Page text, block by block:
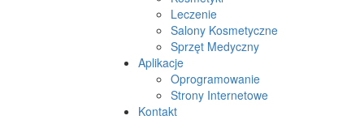
Leczenie
Salony Kosmetyczne
Sprzęt Medyczny
Aplikacje
Oprogramowanie
Strony Internetowe
Kontakt